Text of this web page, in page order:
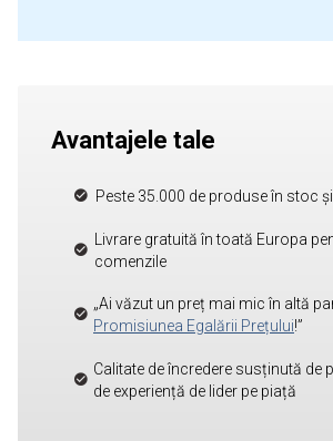
Avantajele tale
Peste 35.000 de produse în stoc
Livrare gratuită în toată Europa
comenzile
„Ai văzut un preț mai mic în altă
Promisiunea Egalării Prețului!”
Calitate de încredere susținută de
de experiență de lider pe piață